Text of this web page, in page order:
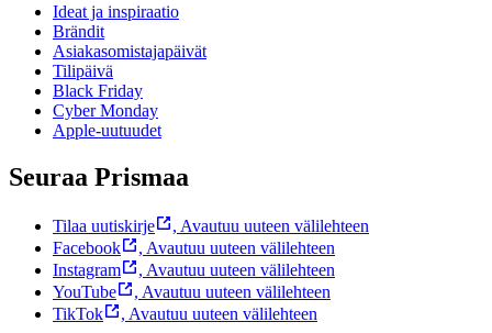
Ideat ja inspiraatio
Brändit
Asiakasomistajapäivät
Tilipäivä
Black Friday
Cyber Monday
Apple-uutuudet
Seuraa Prismaa
Tilaa uutiskirje , Avautuu uuteen välilehteen
Facebook
, Avautuu uuteen välilehteen
Instagram
, Avautuu uuteen välilehteen
YouTube
, Avautuu uuteen välilehteen
TikTok
, Avautuu uuteen välilehteen